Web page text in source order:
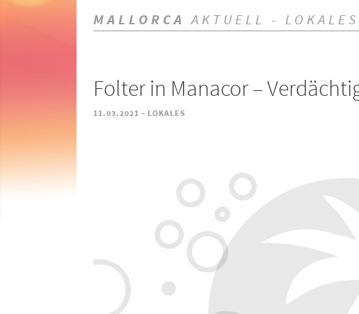
MALLORCA AKTUELL - LOKALES
Folter in Manacor –
11.03.2021 - LOKALES